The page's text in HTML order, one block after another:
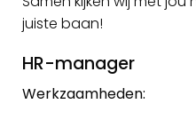
juiste baan!
HR-manager
Werkzaamheden: